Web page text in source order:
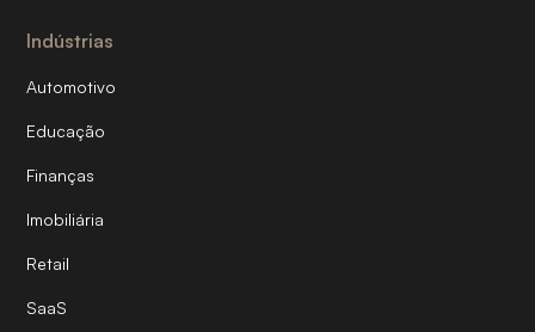
Indústrias
Automotivo
Educação
Finanças
Imobiliária
Retail
SaaS